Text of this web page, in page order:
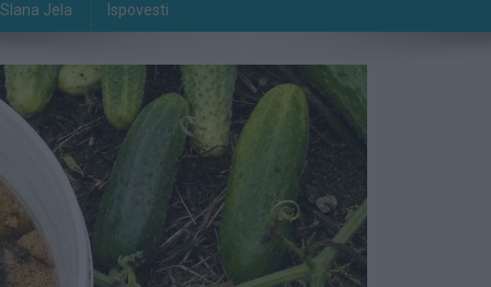
Slana Jela Ispovesti